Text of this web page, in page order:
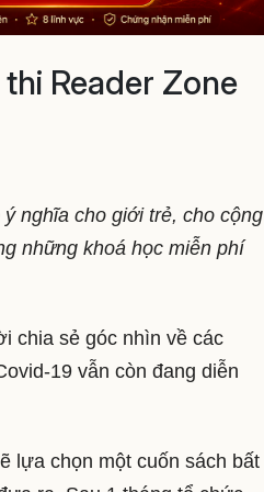
Reader Zone
nghĩa cho giới trẻ, cho cộng
những khoá học miễn phí
chia sẻ góc nhìn về các
19 vẫn còn đang diễn
lựa chọn một cuốn sách bất